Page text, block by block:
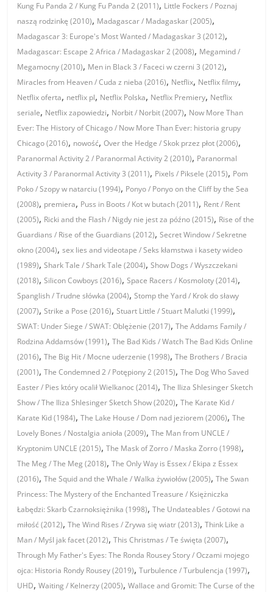
Kung Fu Panda 2 / Kung Fu Panda 2 (2011), Little Fockers / Poznaj
naszą rodzinkę (2010), Madagascar / Madagaskar (2005),
Madagascar 3: Europe's Most Wanted / Madagaskar 3 (2012),
Madagascar: Escape 2 Africa / Madagaskar 2 (2008), Megamind /
Megamocny (2010), Men in Black 3 / Faceci w czerni 3 (2012),
Miracles from Heaven / Cuda z nieba (2016), Netflix, Netflix filmy,
Netflix oferta, netflix pl, Netflix Polska, Netflix Premiery, Netflix
seriale, Netflix zapowiedzi, Norbit / Norbit (2007), Now More Than
Ever: The History of Chicago / Now More Than Ever: historia grupy
Chicago (2016), nowość,Over the Hedge / Skok przez płot (2006),
Paranormal Activity 2 / Paranormal Activity 2 (2010), Paranormal
Activity 3 / Paranormal Activity 3 (2011), Pixels / Piksele (2015), Pom
Poko / Szopy w natarciu (1994), Ponyo / Ponyo on the Cliff by the Sea
(2008), premiera, Puss in Boots / Kot w butach (2011), Rent / Rent
(2005), Ricki and the Flash / Nigdy nie jest za późno (2015), Rise of the
Guardians / Rise of the Guardians (2012),Secret Window / Sekretne
okno (2004),sex lies and videotape / Seks kłamstwa i kasety wideo
(1989),Shark Tale / Shark Tale (2004),Show Dogs / Wyszczekani
(2018),Silicon Cowboys (2016),Space Racers / Kosmoloty (2014),
Spanglish / Trudne słówka (2004),Stomp the Yard / Krok do sławy
(2007),Strike a Pose (2016),Stuart Little / Stuart Malutki (1999),
SWAT: Under Siege / SWAT: Oblężenie (2017),The Addams Family /
Rodzina Addamsów (1991),The Bad Kids / Watch The Bad Kids Online
(2016),The Big Hit / Mocne uderzenie (1998),The Brothers / Bracia
(2001),The Condemned 2 / Potępiony 2 (2015),The Dog Who Saved
Easter / Pies który ocalił Wielkanoc (2014),The Iliza Shlesinger Sketch
Show / The Iliza Shlesinger Sketch Show (2020),The Karate Kid /
Karate Kid (1984),The Lake House / Dom nad jeziorem (2006),The
Lovely Bones / Nostalgia anioła (2009),The Man from UNCLE /
Kryptonim UNCLE (2015),The Mask of Zorro / Maska Zorro (1998),
The Meg / The Meg (2018),The Only Way is Essex / Ekipa z Essex
(2016),The Squid and the Whale / Walka żywiołów (2005),The Swan
Princess: The Mystery of the Enchanted Treasure / Księżniczka
Łabędzi: Skarb Czarnoksiężnika (1998),The Undateables / Gotowi na
miłość (2012),The Wind Rises / Zrywa się wiatr (2013),Think Like a
Man / Myśl jak facet (2012),This Christmas / Te święta (2007),
Through My Father's Eyes: The Ronda Rousey Story / Oczami mojego
ojca: Historia Rondy Rousey (2019),Turbulence / Turbulencja (1997),
UHD,Waiting / Kelnerzy (2005),Wallace and Gromit: The Curse of the